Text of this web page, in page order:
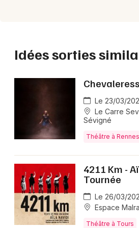
Idées sorties
Le 23/03/
Le Carre
Sévigné
Théâtre à Rennes
4211 Km -
Tournée
Le 26/03/
Espace
Théâtre à Tours